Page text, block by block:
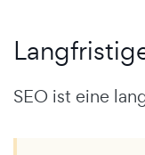
SEO ist eine